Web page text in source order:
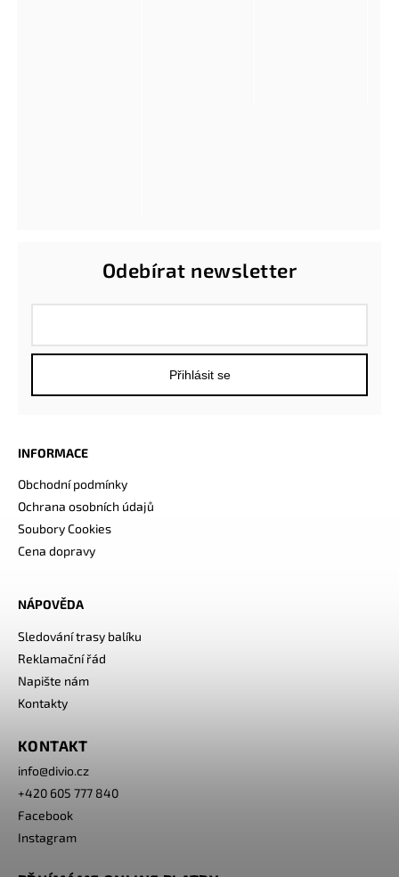
INFORMACE
Obchodní podmínky
Ochrana osobních údajů
Soubory Cookies
Cena dopravy
NÁPOVĚDA
Sledování trasy balíku
Reklamační řád
Napište nám
Kontakty
Odebírat newsletter
Přihlásit se
KONTAKT
info@divio.cz
+420 605 777 840
Facebook
Instagram